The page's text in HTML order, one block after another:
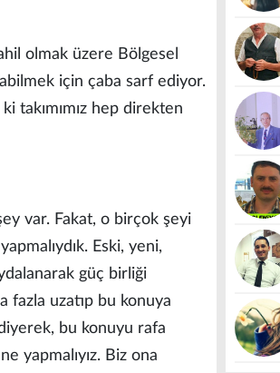
olmak üzere Bölgesel
için çaba sarf ediyor.
takımımız hep direkten
var. Fakat, o birçok şeyi
Eski, yeni,
güç birliği
fazla uzatıp bu konuya
bu konuyu rafa
yapmalıyız. Biz ona